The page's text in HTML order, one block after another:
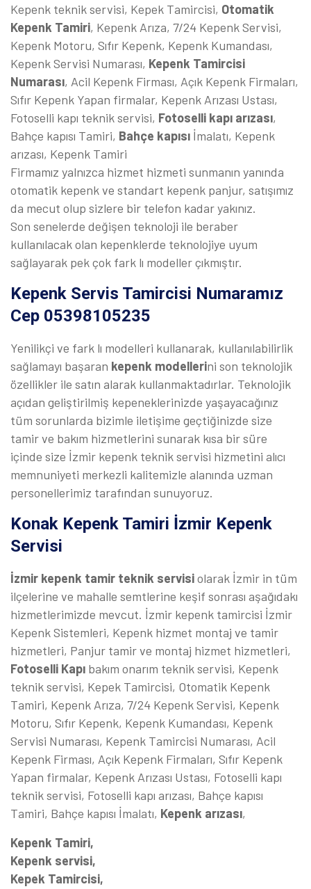
Kepenk teknik servisi, Kepek Tamircisi, Otomatik
Kepenk Tamiri, Kepenk Arıza, 7/24 Kepenk Servisi,
Kepenk Motoru, Sıfır Kepenk, Kepenk Kumandası,
Kepenk Servisi Numarası, Kepenk Tamircisi
Numarası, Acil Kepenk Firması, Açık Kepenk Firmaları,
Sıfır Kepenk Yapan firmalar, Kepenk Arızası Ustası,
Fotoselli kapı teknik servisi, Fotoselli kapı arızası,
Bahçe kapısı Tamiri, Bahçe kapısı İmalatı, Kepenk
arızası, Kepenk Tamiri
Firmamız yalnızca hizmet hizmeti sunmanın yanında
otomatik kepenk ve standart kepenk panjur, satışımız
da mecut olup sizlere bir telefon kadar yakınız.
Son senelerde değişen teknoloji ile beraber
kullanılacak olan kepenklerde teknolojiye uyum
sağlayarak pek çok fark lı modeller çıkmıştır.
Kepenk Servis Tamircisi Numaramız
Cep 05398105235
Yenilikçi ve fark lı modelleri kullanarak, kullanılabilirlik
sağlamayı başaran kepenk modellerini son teknolojik
özellikler ile satın alarak kullanmaktadırlar. Teknolojik
açıdan geliştirilmiş kepeneklerinizde yaşayacağınız
tüm sorunlarda bizimle iletişime geçtiğinizde size
tamir ve bakım hizmetlerini sunarak kısa bir süre
içinde size İzmir kepenk teknik servisi hizmetini alıcı
memnuniyeti merkezli kalitemizle alanında uzman
personellerimiz tarafından sunuyoruz.
Konak Kepenk Tamiri İzmir Kepenk
Servisi
İzmir kepenk tamir teknik servisiolarak İzmir in tüm
ilçelerine ve mahalle semtlerine keşif sonrası aşağıdakı
hizmetlerimizde mevcut. İzmir kepenk tamircisi İzmir
Kepenk Sistemleri, Kepenk hizmet montaj ve tamir
hizmetleri, Panjur tamir ve montaj hizmet hizmetleri,
Fotoselli Kapı bakım onarım teknik servisi, Kepenk
teknik servisi, Kepek Tamircisi, Otomatik Kepenk
Tamiri, Kepenk Arıza, 7/24 Kepenk Servisi, Kepenk
Motoru, Sıfır Kepenk, Kepenk Kumandası, Kepenk
Servisi Numarası, Kepenk Tamircisi Numarası, Acil
Kepenk Firması, Açık Kepenk Firmaları, Sıfır Kepenk
Yapan firmalar, Kepenk Arızası Ustası, Fotoselli kapı
teknik servisi, Fotoselli kapı arızası, Bahçe kapısı
Tamiri, Bahçe kapısı İmalatı, Kepenk arızası,
Kepenk Tamiri,
Kepenk servisi,
Kepek Tamircisi,